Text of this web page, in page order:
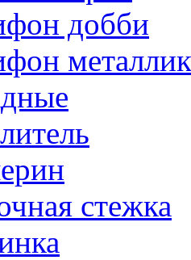
добби
металлик
стежка